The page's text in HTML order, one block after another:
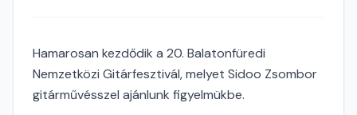
Hamarosan kezdődik a 20. Balatonfüredi
Nemzetközi Gitárfesztivál, melyet Sidoo Zsombor
gitárművésszel ajánlunk figyelmükbe.